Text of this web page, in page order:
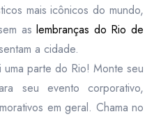
mais icônicos do mundo,
aslembranças do Rio de
a cidade.
parte do Rio! Monte seu
seu evento corporativo,
em geral. Chama no